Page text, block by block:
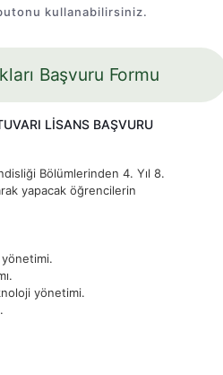
kullanabilirsiniz.
Başvuru Formu
LİSANS BAŞVURU
Bölümlerinden 4. Yıl 8.
yapacak öğrencilerin
yönetimi.